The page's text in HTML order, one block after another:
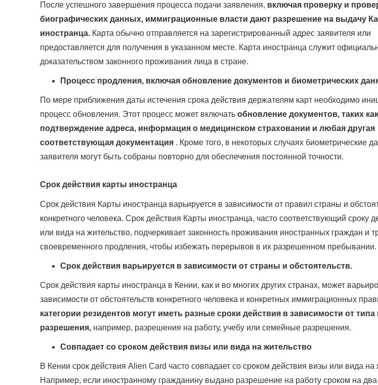
После успешного завершения процесса подачи заявления, включая проверку и
биографических данных, иммиграционные власти дают разрешение на выдачу
иностранца.Карта обычно отправляется на зарегистрированный адрес заявителя или
предоставляется для получения в указанном месте. Карта иностранца служит
доказательством законного проживания лица в стране.
Процесс продления, включая обновление документов и биометрических
По мере приближения даты истечения срока действия держателям карт необходимо
процесс обновления. Этот процесс может включать обновление документов, таких как
подтверждение адреса, информация о медицинском страховании и любая другая
соответствующая документация. Кроме того, в некоторых случаях биометрические
заявителя могут быть собраны повторно для обеспечения постоянной точности.
Срок действия карты иностранца
Срок действия Карты иностранца варьируется в зависимости от правил страны и
конкретного человека. Срок действия Карты иностранца, часто соответствующий сроку
или вида на жительство, подчеркивает законность проживания иностранных граждан и
своевременного продления, чтобы избежать перерывов в их разрешенном пребывании.
Срок действия варьируется в зависимости от страны и обстоятельств.
Срок действия карты иностранца в Кении, как и во многих других странах, может
зависимости от обстоятельств конкретного человека и конкретных иммиграционных
категории резидентов могут иметь разные сроки действия в зависимости от
разрешения,например, разрешения на работу, учебу или семейные разрешения.
Совпадает со сроком действия визы или вида на жительство
В Кении срок действия Alien Card часто совпадает со сроком действия визы или вида на
Например, если иностранному гражданину выдано разрешение на работу сроком на два